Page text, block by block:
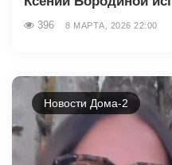
396 8 МАРТА, 2026 22:00
Новости Дома-2